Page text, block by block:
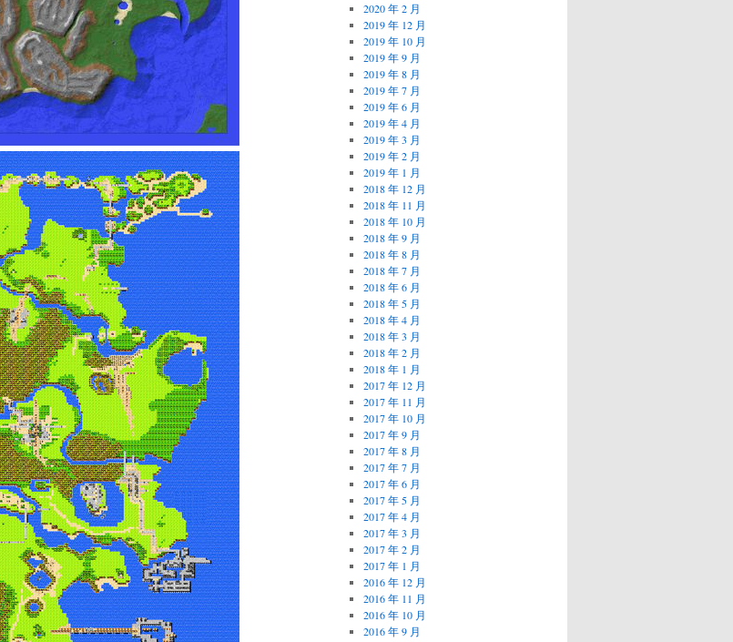
2020 年 2 月
2019 年 12 月
2019 年 10 月
2019 年 9 月
2019 年 8 月
2019 年 7 月
2019 年 6 月
2019 年 4 月
2019 年 3 月
2019 年 2 月
2019 年 1 月
2018 年 12 月
2018 年 11 月
2018 年 10 月
2018 年 9 月
2018 年 8 月
2018 年 7 月
2018 年 6 月
2018 年 5 月
2018 年 4 月
2018 年 3 月
2018 年 2 月
2018 年 1 月
2017 年 12 月
2017 年 11 月
2017 年 10 月
2017 年 9 月
2017 年 8 月
2017 年 7 月
2017 年 6 月
2017 年 5 月
2017 年 4 月
2017 年 3 月
2017 年 2 月
2017 年 1 月
2016 年 12 月
2016 年 11 月
2016 年 10 月
2016 年 9 月